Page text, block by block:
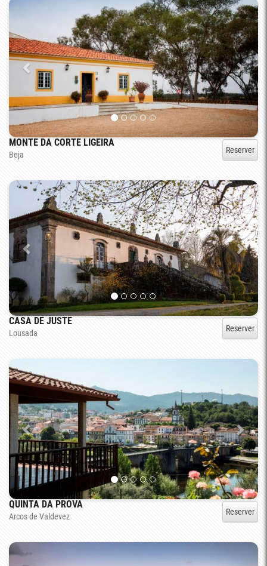
MONTE DA CORTE LIGEIRA
Beja Reserver
CASA DE JUSTE
Lousada Reserver
QUINTA DA PROVA
Arcos de Valdevez Reserver